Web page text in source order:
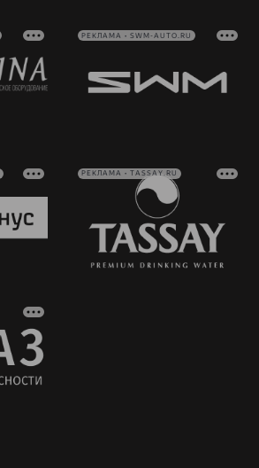
РЕКЛАМА • SWM-AUTO.RU
РЕКЛАМА • TASSAY.RU